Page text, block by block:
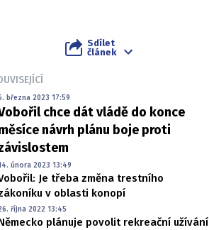
Sdílet
článek
března 2023 17:59
chce dát vládě do konce
návrh plánu boje proti
února 2023 13:49
Je třeba změna trestního
v oblasti konopí
října 2022 13:45
plánuje povolit rekreační užívání